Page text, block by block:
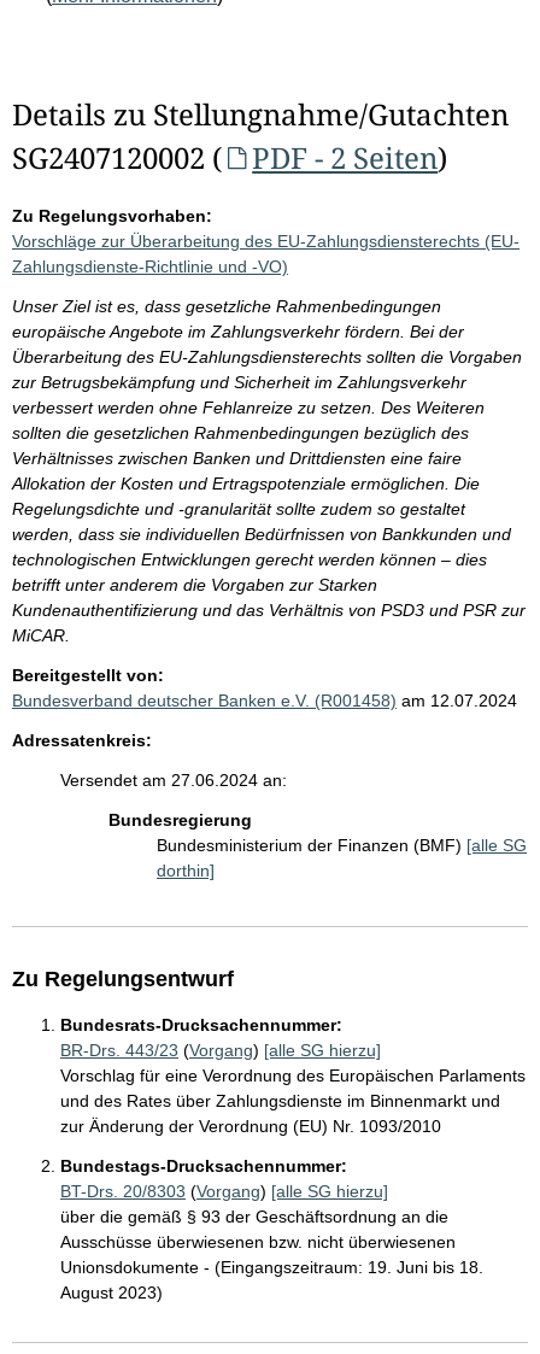
Details zu Stellungnahme/Gutachten
SG2407120002 (
PDF - 2 Seiten)
Zu Regelungsvorhaben:
Vorschläge zur Überarbeitung des EU-Zahlungsdiensterechts (EU-
Zahlungsdienste-Richtlinie und -VO)
Unser Ziel ist es, dass gesetzliche Rahmenbedingungen
europäische Angebote im Zahlungsverkehr fördern. Bei der
Überarbeitung des EU-Zahlungsdiensterechts sollten die Vorgaben
zur Betrugsbekämpfung und Sicherheit im Zahlungsverkehr
verbessert werden ohne Fehlanreize zu setzen. Des Weiteren
sollten die gesetzlichen Rahmenbedingungen bezüglich des
Verhältnisses zwischen Banken und Drittdiensten eine faire
Allokation der Kosten und Ertragspotenziale ermöglichen. Die
Regelungsdichte und -granularität sollte zudem so gestaltet
werden, dass sie individuellen Bedürfnissen von Bankkunden und
technologischen Entwicklungen gerecht werden können – dies
betrifft unter anderem die Vorgaben zur Starken
Kundenauthentifizierung und das Verhältnis von PSD3 und PSR zur
MiCAR.
Bereitgestellt von:
Bundesverband deutscher Banken e.V. (R001458) am 12.07.2024
Adressatenkreis:
Versendet am 27.06.2024 an:
Bundesregierung
Bundesministerium der Finanzen (BMF) [alle SG
dorthin]
Zu Regelungsentwurf
Bundesrats-Drucksachennummer:
BR-Drs. 443/23 (Vorgang) [alle SG hierzu]
Vorschlag für eine Verordnung des Europäischen Parlaments
und des Rates über Zahlungsdienste im Binnenmarkt und
zur Änderung der Verordnung (EU) Nr. 1093/2010
Bundestags-Drucksachennummer:
BT-Drs. 20/8303 (Vorgang) [alle SG hierzu]
über die gemäß § 93 der Geschäftsordnung an die
Ausschüsse überwiesenen bzw. nicht überwiesenen
Unionsdokumente - (Eingangszeitraum: 19. Juni bis 18.
August 2023)